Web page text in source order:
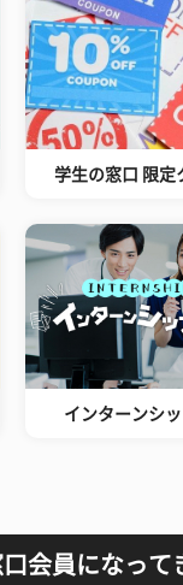
学生の窓口 限定
インターンシ
会員になって